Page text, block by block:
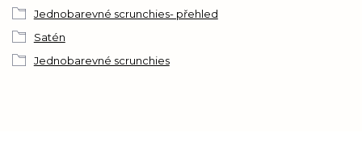
Jednobarevné scrunchies- přehled
Satén
Jednobarevné scrunchies